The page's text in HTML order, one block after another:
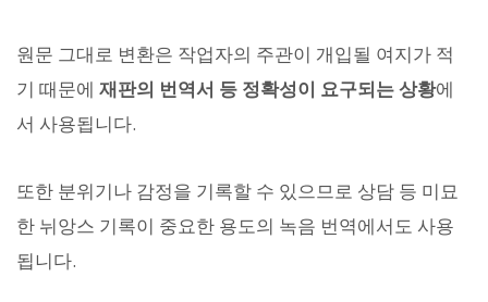
원문 그대로 변환은 작업자의 주관이 개입될 여지가 적
기 때문에 재판의 번역서 등 정확성이 요구되는 상황에
서 사용됩니다.
또한 분위기나 감정을 기록할 수 있으므로 상담 등 미묘
한 뉘앙스 기록이 중요한 용도의 녹음 번역에서도 사용
됩니다.